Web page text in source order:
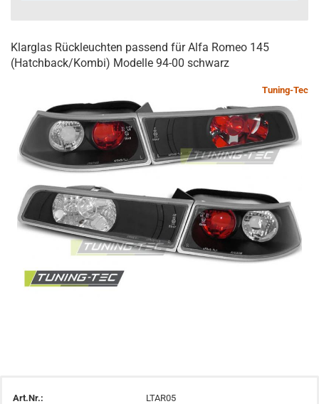
Klarglas Rückleuchten passend für Alfa Romeo 145
(Hatchback/Kombi) Modelle 94-00 schwarz
Tuning-Tec
Art.Nr.:
LTAR05